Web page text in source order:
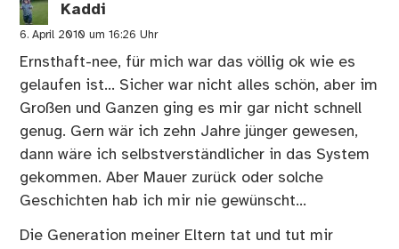
Kaddi
6. April 2010 um 16:26 Uhr
Ernsthaft-nee, für mich war das völlig ok wie es
gelaufen ist… Sicher war nicht alles schön, aber im
Großen und Ganzen ging es mir gar nicht schnell
genug. Gern wär ich zehn Jahre jünger gewesen,
dann wäre ich selbstverständlicher in das System
gekommen. Aber Mauer zurück oder solche
Geschichten hab ich mir nie gewünscht…
Die Generation meiner Eltern tat und tut mir